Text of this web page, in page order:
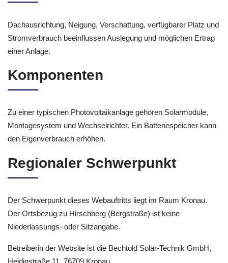
Dachausrichtung, Neigung, Verschattung, verfügbarer Platz und
Stromverbrauch beeinflussen Auslegung und möglichen Ertrag
einer Anlage.
Komponenten
Zu einer typischen Photovoltaikanlage gehören Solarmodule,
Montagesystem und Wechselrichter. Ein Batteriespeicher kann
den Eigenverbrauch erhöhen.
Regionaler Schwerpunkt
Der Schwerpunkt dieses Webauftritts liegt im Raum Kronau.
Der Ortsbezug zu Hirschberg (Bergstraße) ist keine
Niederlassungs- oder Sitzangabe.
Betreiberin der Website ist die Bechtold Solar-Technik GmbH,
Heidigstraße 11, 76709 Kronau.